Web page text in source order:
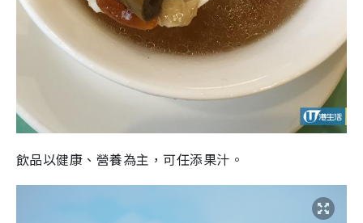
飲品以健康、營養為主，可任添果汁。